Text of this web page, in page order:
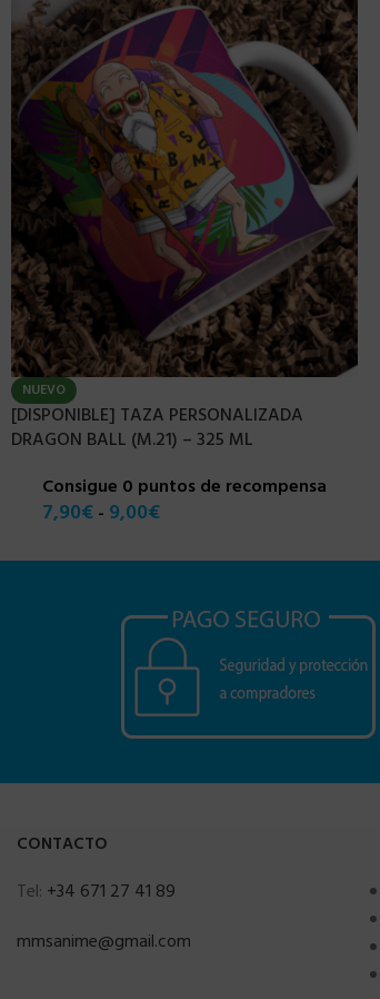
NUEVO
[DISPONIBLE] TAZA PERSONALIZADA
DRAGON BALL (M.21) – 325 ML
Consigue 0 puntos de recompensa
7,90€- 9,00€
CONTACTO
Tel: +34 671 27 41 89
mmsanime@gmail.com